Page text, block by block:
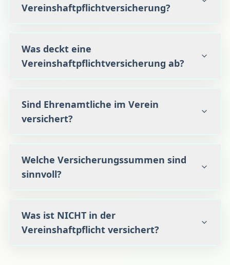
Vereinshaftpflichtversicherung?
Was deckt eine
Vereinshaftpflichtversicherung ab?
Sind Ehrenamtliche im Verein
versichert?
Welche Versicherungssummen sind
sinnvoll?
Was ist NICHT in der
Vereinshaftpflicht versichert?